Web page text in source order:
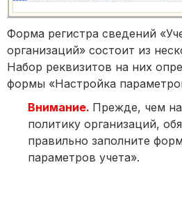
Форма регистра сведений
организаций» состоит из
Набор реквизитов на них
формы «Настройка
Внимание. Прежде, чем
политику организаций,
правильно заполните
параметров учета».